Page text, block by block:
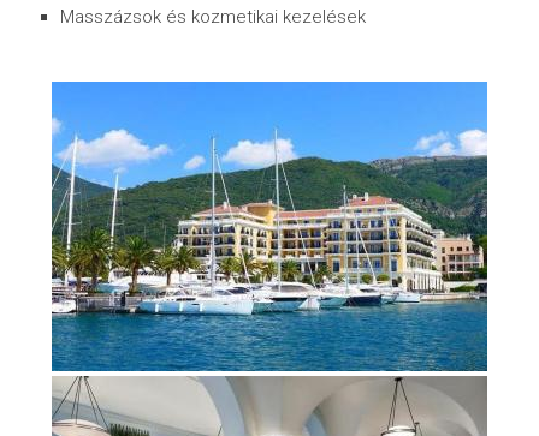
Masszázsok és kozmetikai kezelések